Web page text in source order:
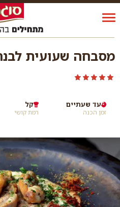
מסבחה שעועית
זמן הכנה
עד שעתיים
רמת קושי
קל